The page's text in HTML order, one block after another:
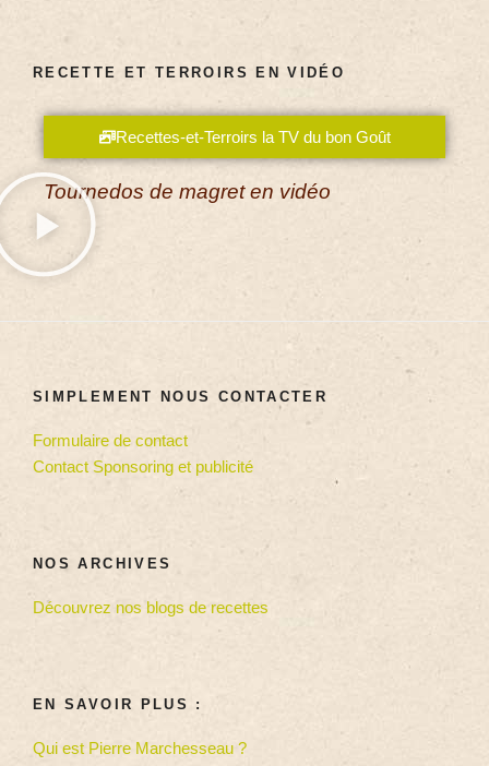
RECETTE ET TERROIRS EN VIDÉO
Recettes-et-Terroirs la TV du bon Goût
Tournedos de magret en vidéo
SIMPLEMENT NOUS CONTACTER
Formulaire de contact
Contact Sponsoring et publicité
NOS ARCHIVES
Découvrez nos blogs de recettes
EN SAVOIR PLUS :
Qui est Pierre Marchesseau ?